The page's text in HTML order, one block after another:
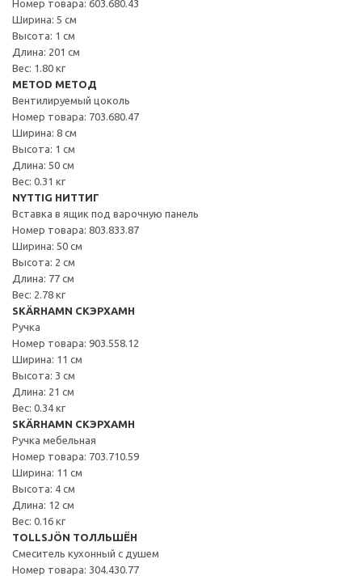
Номер товара: 603.680.43
Ширина: 5 см
Высота: 1 см
Длина: 201 см
Вес: 1.80 кг
METOD МЕТОД
Вентилируемый цоколь
Номер товара: 703.680.47
Ширина: 8 см
Высота: 1 см
Длина: 50 см
Вес: 0.31 кг
NYTTIG НИТТИГ
Вставка в ящик под варочную панель
Номер товара: 803.833.87
Ширина: 50 см
Высота: 2 см
Длина: 77 см
Вес: 2.78 кг
SKÄRHAMN СКЭРХАМН
Ручка
Номер товара: 903.558.12
Ширина: 11 см
Высота: 3 см
Длина: 21 см
Вес: 0.34 кг
SKÄRHAMN СКЭРХАМН
Ручка мебельная
Номер товара: 703.710.59
Ширина: 11 см
Высота: 4 см
Длина: 12 см
Вес: 0.16 кг
TOLLSJÖN ТОЛЛЬШЁН
Смеситель кухонный с душем
Номер товара: 304.430.77